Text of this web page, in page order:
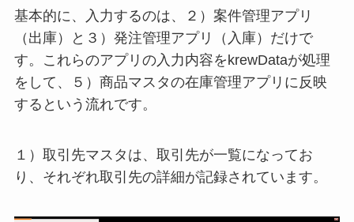
基本的に、入力するのは、２）案件管理アプリ
（出庫）と３）発注管理アプリ（入庫）だけで
す。これらのアプリの入力内容をkrewDataが処理
をして、５）商品マスタの在庫管理アプリに反映
するという流れです。
１）取引先マスタは、取引先が一覧になってお
り、それぞれ取引先の詳細が記録されています。